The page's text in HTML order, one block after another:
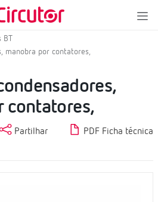
manobra por contatores,
contatores,
Partilhar PDF Ficha técnica